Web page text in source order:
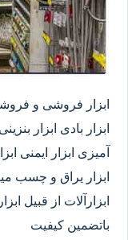
ابزار فروشی و
ابزار بادی ابزار
آمیزی ابزار ایمنی
ابزار یراق و چسب
ابزارآلات از قبیل
باتضمین کیفیت